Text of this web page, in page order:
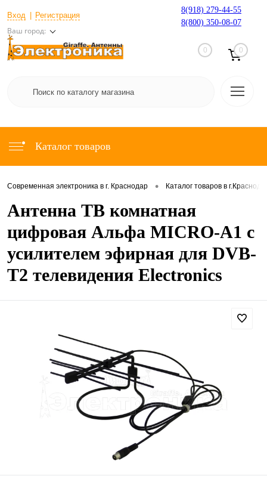
Вход Регистрация
Ваш город:
8(918) 279-44-55
8(800) 350-08-07
0 0
Каталог товаров
Современная электроника в г. Краснодар • Каталог товаров в
Антенна ТВ комнатная
цифровая Альфа MICRO-A1 с
усилителем эфирная для DVB-
T2 телевидения Electronics